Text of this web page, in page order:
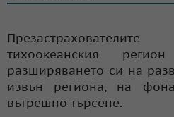
тихоокеанския
разширяването си на
извън региона, на
вътрешно търсене.